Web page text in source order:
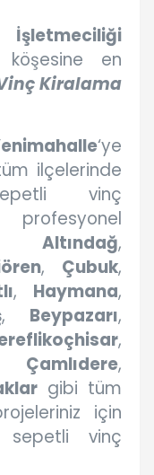
İşletmeciliği
köşesine en
Kiralama
‘ye
ilçelerinde
vinç
profesyonel
Altındağ,
, Çubuk,
, Haymana,
, Beypazarı,
,
Çamlıdere,
gibi tüm
için
sepetli vinç